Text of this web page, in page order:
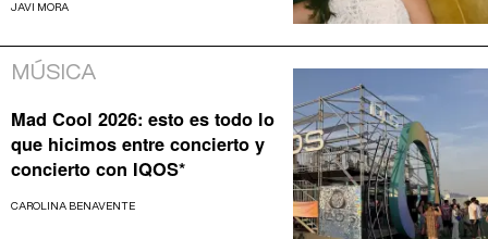
JAVI MORA
MÚSICA
Mad Cool 2026: esto es todo lo
que hicimos entre concierto y
concierto con IQOS*
CAROLINA BENAVENTE